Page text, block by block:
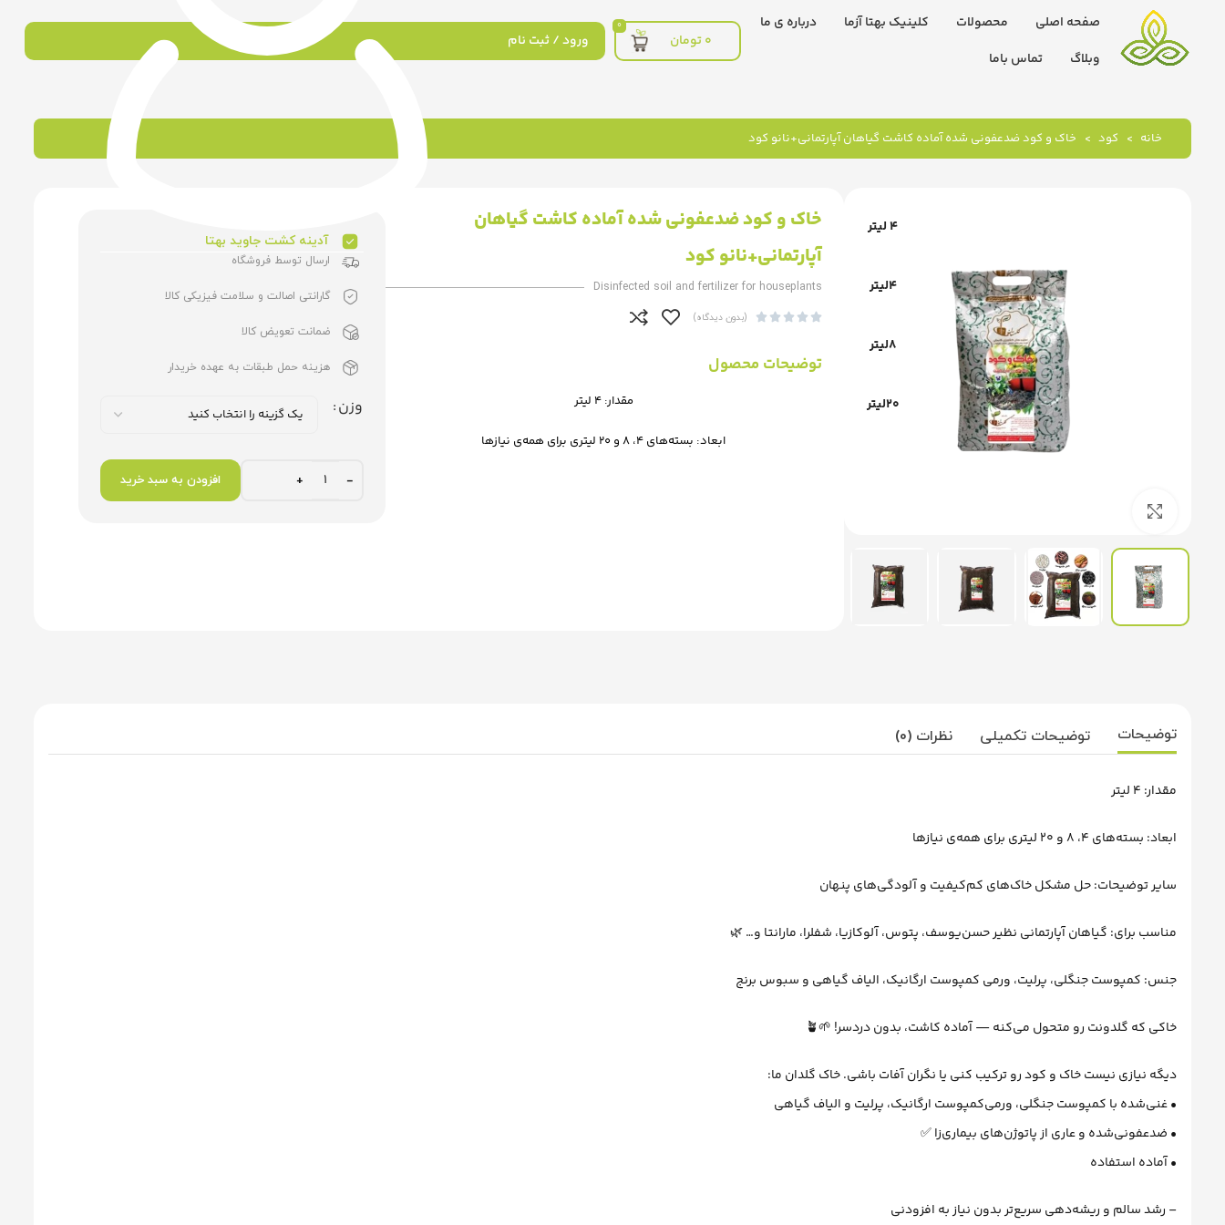
صفحه اصلی محصولات کلینیک بهتا آزما
درباره ی ما
وبلاگ
تماس باما
0
0تومان ورود / ثبت نام
خانه کود خاک و کود ضدعفونی شده آماده کاشت گیاهان آپارتمانی+نانو کود
4 لیتر
4لیتر
8لیتر
20لیتر
خاک و کود ضدعفونی شده آماده کاشت گیاهان
آپارتمانی+نانو کود
Disinfected soil and fertilizer for houseplants




 (بدون دیدگاه)
توضیحات محصول
مقدار: 4 لیتر
ابعاد: بسته‌های 4، 8 و 20 لیتری برای همه‌ی نیازها
آدینه کشت جاوید بهتا
ارسال توسط فروشگاه
گارانتی اصالت و سلامت فیزیکی کالا
ضمانت تعویض کالا
هزینه حمل طبقات به عهده خریدار
وزن
افزودن به سبد خرید
توضیحات توضیحات تکمیلی نظرات (0)
مقدار: 4 لیتر
ابعاد: بسته‌های 4، 8 و 20 لیتری برای همه‌ی نیازها
سایر توضیحات: حل مشکل خاک‌های کم‌کیفیت و آلودگی‌های پنهان
مناسب برای: گیاهان آپارتمانی نظیر حسن‌یوسف، پتوس، آلوکازیا، شفلرا، مارانتا و… 🌿
جنس: کمپوست جنگلی، پرلیت، ورمی کمپوست ارگانیک، الیاف گیاهی و سبوس برنج
خاکی که گلدونت رو متحول می‌کنه — آماده کاشت، بدون دردسر! 🌱🪴
دیگه نیازی نیست خاک و کود رو ترکیب کنی یا نگران آفات باشی. خاک گلدان ما:
• غنی‌شده با کمپوست جنگلی، ورمی‌کمپوست ارگانیک، پرلیت و الیاف گیاهی
• ضدعفونی‌شده و عاری از پاتوژن‌های بیماری‌زا ✅
• آماده استفاده
– رشد سالم و ریشه‌دهی سریع‌تر بدون نیاز به افزودنی